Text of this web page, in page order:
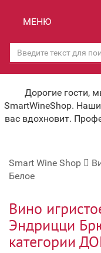
Скидки
Мероприятия
Корпоративным
Под заказ
Наша команда
关于我们
Вино крепленое
Вино игристое и
Вино безалкогольное
Бренди, Коньяк,
Пиво и слабоалк.
Ликер
МЕНЮ
Дорогие гости,
SmartWineShop.
вас вдохновит.
Smart Wine Shop
Белое
Вино
Эндрицци
категории